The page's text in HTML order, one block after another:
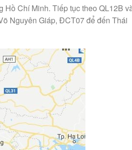
Chí Minh. Tiếp tục theo QL12B
Nguyên Giáp, ĐCT07 để đến Thái